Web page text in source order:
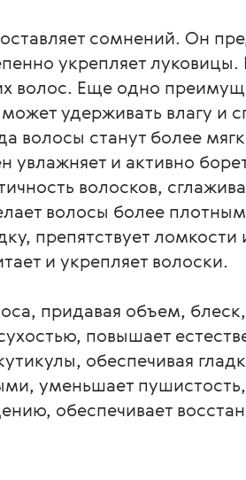
сомнений. Он
укрепляет
волос. Еще одно
удерживать влагу и
волосы станут более
увлажняет и активно
волосков,
волосы более
препятствует
и укрепляет волоски.
придавая объем,
повышает
обеспечивая
уменьшает
обеспечивает